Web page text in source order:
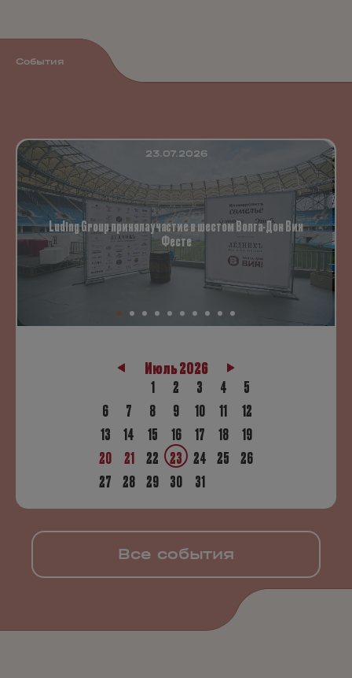
События
23.07.2026
Luding Group приняла участие в шестом Волга-Дон Вин
Фесте
Июль 2026
1
2 3 4
5
6
7 8 9 10 11
12
13
14 15 16 17 18
19
20
21 22 23 24 25 26
27 28 29 30 31
Все события